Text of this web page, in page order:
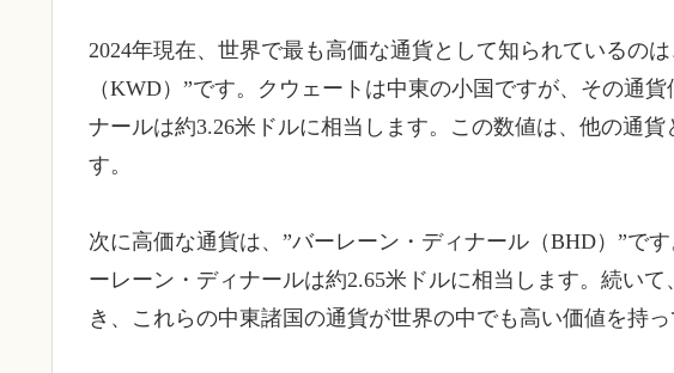
2024年現在、世界で最も高価な通貨として知られているの
（KWD）”です。クウェートは中東の小国ですが、その通
ナールは約3.26米ドルに相当します。この数値は、他の通
す。
次に高価な通貨は、”バーレーン・ディナール（BHD）”で
ーレーン・ディナールは約2.65米ドルに相当します。続いて
き、これらの中東諸国の通貨が世界の中でも高い価値を持っ